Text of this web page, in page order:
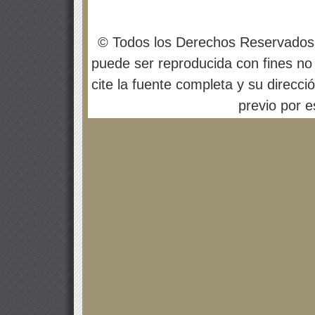
© Todos los Derechos
puede ser reproducida con fines
cite la fuente completa y su
previo por